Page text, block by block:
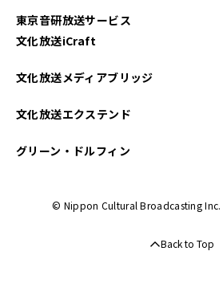
東京音研放送サービス
文化放送iCraft
文化放送メディアブリッジ
文化放送エクステンド
グリーン・ドルフィン
© Nippon Cultural Broadcasting Inc.
Back to Top